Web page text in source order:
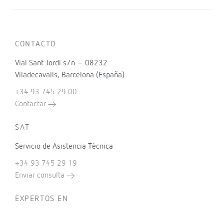
CONTACTO
Vial Sant Jordi s/n – 08232
Viladecavalls, Barcelona (España)
+34 93 745 29 00
Contactar
SAT
Servicio de Asistencia Técnica
+34 93 745 29 19
Enviar consulta
EXPERTOS EN